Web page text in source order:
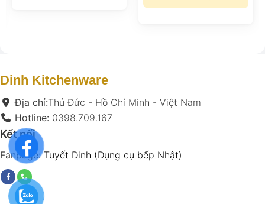
thể.
Các
tùy
có
thể
được
chọn
trên
trang
sản
690.000 ₫
Các
thể
được
Dinh Kitchenware
Địa chỉ:Thủ Đức - Hồ Chí Minh - Việt Nam
Hotline: 0398.709.167
Kết nối
Fanpage: Tuyết Dinh (Dụng cụ bếp Nhật)